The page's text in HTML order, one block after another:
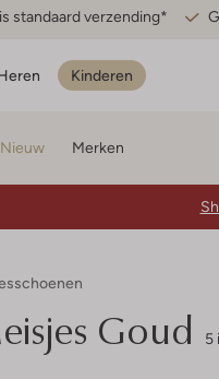
standaard verzending*
Kinderen
Nieuw Merken
Goud 5